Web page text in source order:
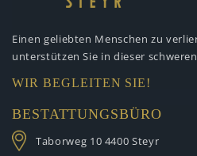
Einen geliebten Menschen zu
unterstützen Sie in dieser
WIR BEGLEITEN SIE!
BESTATTUNGSBÜRO
Taborweg 10 4400 Steyr